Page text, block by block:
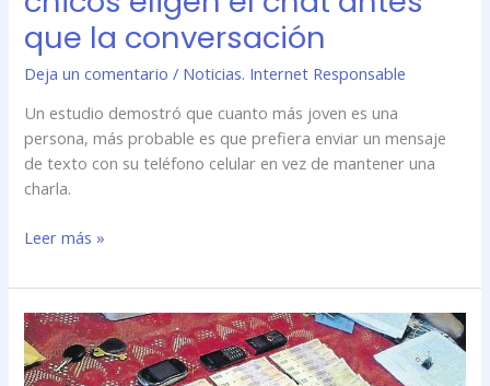
que la conversación
Deja un comentario / Noticias. Internet Responsable
Un estudio demostró que cuanto más joven es una
persona, más probable es que prefiera enviar un mensaje
de texto con su teléfono celular en vez de mantener una
charla.
Leer más »
Desbaratan
banda
que